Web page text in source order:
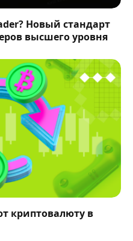
Новый стандарт
высшего уровня
криптовалюту в